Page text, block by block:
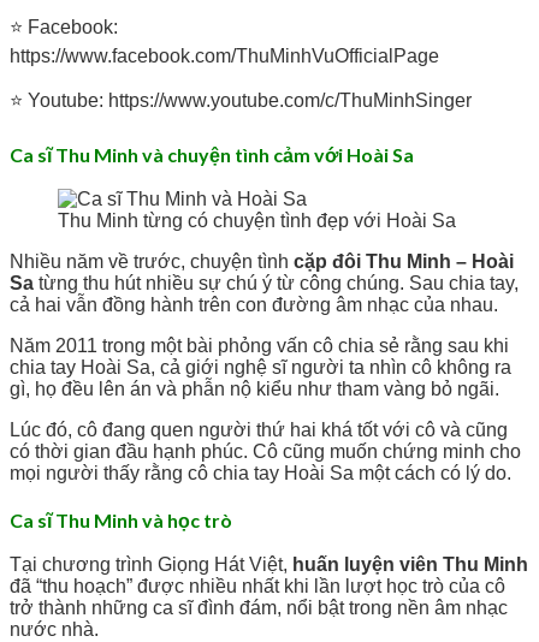
⭐ Facebook:
https://www.facebook.com/ThuMinhVuOfficialPage
⭐ Youtube: https://www.youtube.com/c/ThuMinhSinger
Ca sĩ Thu Minh và chuyện tình cảm với Hoài Sa
Thu Minh từng có chuyện tình đẹp với Hoài Sa
Nhiều năm về trước, chuyện tình cặp đôi Thu Minh – Hoài
Sa từng thu hút nhiều sự chú ý từ công chúng. Sau chia tay,
cả hai vẫn đồng hành trên con đường âm nhạc của nhau.
Năm 2011 trong một bài phỏng vấn cô chia sẻ rằng sau khi
chia tay Hoài Sa, cả giới nghệ sĩ người ta nhìn cô không ra
gì, họ đều lên án và phẫn nộ kiểu như tham vàng bỏ ngãi.
Lúc đó, cô đang quen người thứ hai khá tốt với cô và cũng
có thời gian đầu hạnh phúc. Cô cũng muốn chứng minh cho
mọi người thấy rằng cô chia tay Hoài Sa một cách có lý do.
Ca sĩ Thu Minh và học trò
Tại chương trình Giọng Hát Việt, huấn luyện viên Thu Minh
đã “thu hoạch” được nhiều nhất khi lần lượt học trò của cô
trở thành những ca sĩ đình đám, nổi bật trong nền âm nhạc
nước nhà.